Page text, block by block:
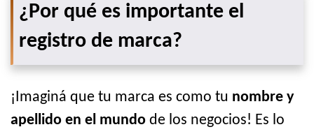
¿Por qué es importante el
registro de marca?
¡Imaginá que tu marca es como tu nombre y
apellido en el mundo de los negocios! Es lo